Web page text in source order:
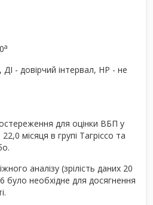
a
- довірчий інтервал, НР - не
для оцінки ВБП у
місяця в групі Тагріссо та
аналізу (зрілість даних 20
було необхідне для досягнення